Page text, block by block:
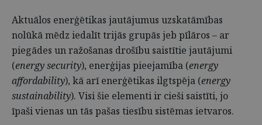
Aktuālos enerģētikas jautājumus uzskatāmības
nolūkā mēdz iedalīt trijās grupās jeb pīlāros – ar
piegādes un ražošanas drošību saistītie jautājumi
(energy security), enerģijas pieejamība (energy
affordability), kā arī enerģētikas ilgtspēja (energy
sustainability). Visi šie elementi ir cieši saistīti, jo
īpaši vienas un tās pašas tiesību sistēmas ietvaros.